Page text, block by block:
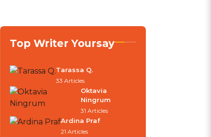
Top Writer Yoursay
Tarassa Q.
33 Articles
Oktavia
Ningrum
31 Articles
Ardina Praf
21 Articles